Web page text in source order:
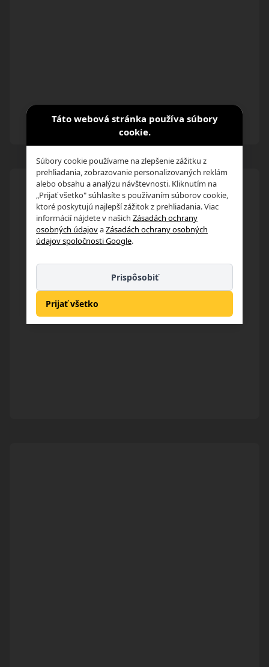
Táto webová stránka používa súbory
cookie.
Súbory cookie používame na zlepšenie zážitku z
prehliadania, zobrazovanie personalizovaných reklám
alebo obsahu a analýzu návštevnosti. Kliknutím na
„Prijať všetko" súhlasíte s používaním súborov cookie,
ktoré poskytujú najlepší zážitok z prehliadania. Viac
informácií nájdete v našich Zásadách ochrany
osobných údajovaZásadách ochrany osobných
údajov spoločnosti Google.
Prijať všetko
Prispôsobiť